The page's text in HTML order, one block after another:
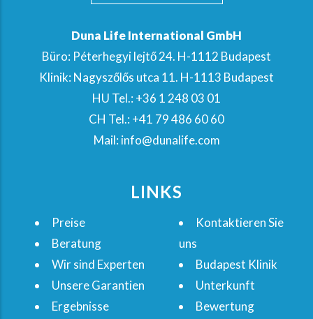
Duna Life International GmbH
Büro: Péterhegyi lejtő 24. H-1112 Budapest
Klinik: Nagyszőlős utca 11. H-1113 Budapest
HU Tel.: +36 1 248 03 01
CH Tel.: +41 79 486 60 60
Mail: info@dunalife.com
LINKS
Preise
Beratung
Wir sind Experten
Unsere Garantien
Ergebnisse
Kontaktieren Sie
uns
Budapest Klinik
Unterkunft
Bewertung